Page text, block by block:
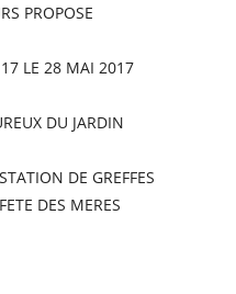
PROPOSE
LE 28 MAI 2017
DU JARDIN
DE GREFFES
DES MERES